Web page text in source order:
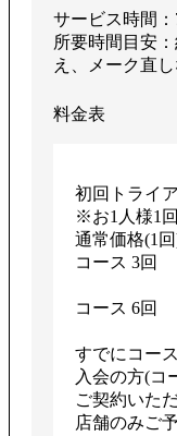
サービス時間：
所要時間目安
え、メーク直し
料金表
初回トライ
※お1人様1
通常価格(1
コース 3回
コース 6回
すでにコー
入会の方(コ
ご契約いた
店舗のみご